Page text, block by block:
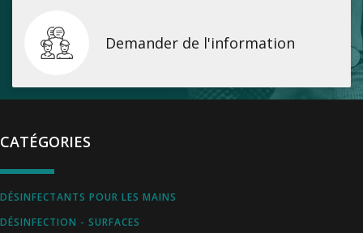
Demander de l'information
CATÉGORIES
DÉSINFECTANTS POUR LES MAINS
DÉSINFECTION - SURFACES